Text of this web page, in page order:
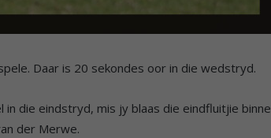
Daar is 20 sekondes oor in die wedstryd.
die eindstryd, mis jy blaas die eindfluitjie binne
der Merwe.